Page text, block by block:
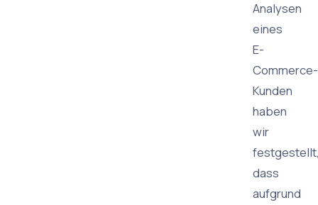
Analysen
eines
E-
Commerce-
Kunden
haben
wir
dass
aufgrund